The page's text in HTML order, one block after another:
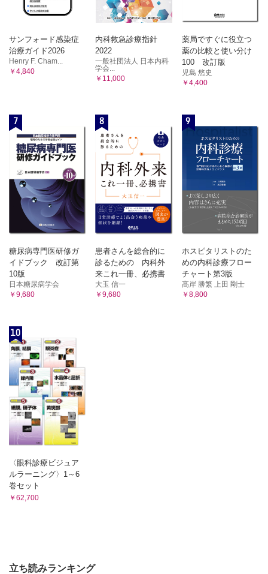
サンフォード感染症
治療ガイド2026
Henry F. Cham...
￥4,840
内科救急診療指針
2022
一般社団法人 日本内科
学会...
￥11,000
薬局ですぐに役立つ
薬の比較と使い分け
100 改訂版
児島 悠史
￥4,400
7
糖尿病専門医研修ガ
イドブック 改訂第
10版
日本糖尿病学会
￥9,680
8
患者さんを総合的に
診るための 内科外
来これ一冊、必携書
大玉 信一
￥9,680
9
ホスピタリストのた
めの内科診療フロー
チャート第3版
髙岸 勝繁 上田 剛士
￥8,800
10
〈眼科診療ビジュア
ルラーニング〉1～6
巻セット
￥62,700
立ち読みランキング